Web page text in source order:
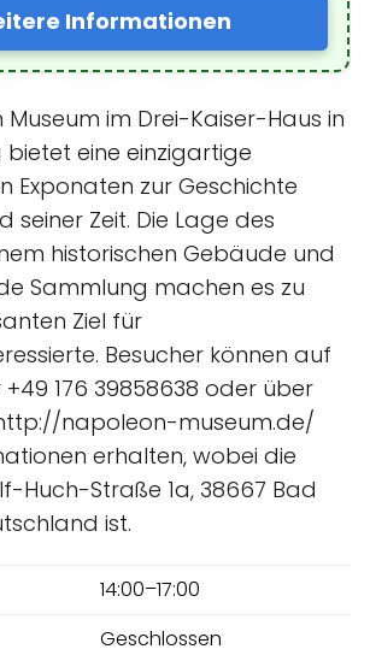
Informationen
im Drei-Kaiser-Haus in
eine einzigartige
Exponaten zur Geschichte
seiner Zeit. Die Lage des
historischen Gebäude und
Sammlung machen es zu
Ziel für
Besucher können auf
176 39858638 oder über
napoleon-museum.de/
erhalten, wobei die
Huch-Straße 1a, 38667 Bad
ist.
14:00–17:00
Geschlossen